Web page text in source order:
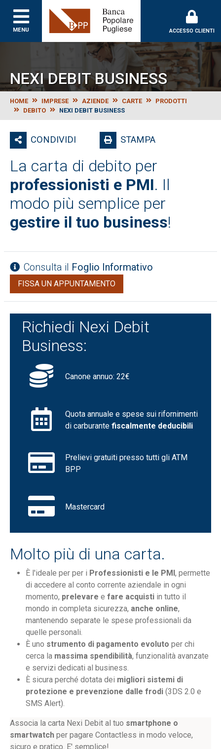
MENU
Banca Popolare
ACCESSO CLIENTI
NEXI DEBIT BUSINESS
HOME IMPRESE AZIENDE CARTE
PRODOTTI
DEBITO
NEXI DEBIT BUSINESS
CONDIVIDI STAMPA
La carta di debito per
professionisti e PMI. Il
modo più semplice per
gestire il tuo business!
Consulta il Foglio Informativo
FISSA UN APPUNTAMENTO
Richiedi Nexi Debit
Business:
Canone annuo: 22€
Quota annuale e spese sui rifornimenti
di carburante fiscalmente deducibili
Prelievi gratuiti presso tutti gli ATM
BPP
Mastercard
Molto più di una carta.
È l'ideale per per i Professionisti e le PMI, permette
di accedere al conto corrente aziendale in ogni
momento, prelevare e fare acquisti in tutto il
mondo in completa sicurezza, anche online,
mantenendo separate le spese professionali da
quelle personali.
È uno strumento di pagamento evoluto per chi
cerca la massima spendibilità, funzionalità avanzate
e servizi dedicati al business.
È sicura perché dotata dei migliori sistemi di
protezione e prevenzione dalle frodi (3DS 2.0 e
SMS Alert).
Associa la carta Nexi Debit al tuo smartphone o
smartwatch per pagare Contactless in modo veloce,
sicuro e pratico. E' semplice!